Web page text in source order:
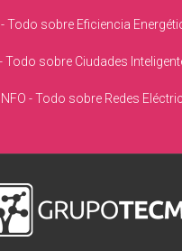
- Todo sobre Eficiencia
Todo sobre Ciudades
- Todo sobre Redes